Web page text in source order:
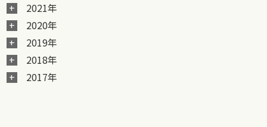
2021年
2020年
2019年
2018年
2017年